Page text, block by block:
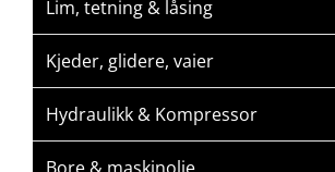
Lim, tetning & låsing
Kjeder, glidere, vaier
Hydraulikk & Kompressor